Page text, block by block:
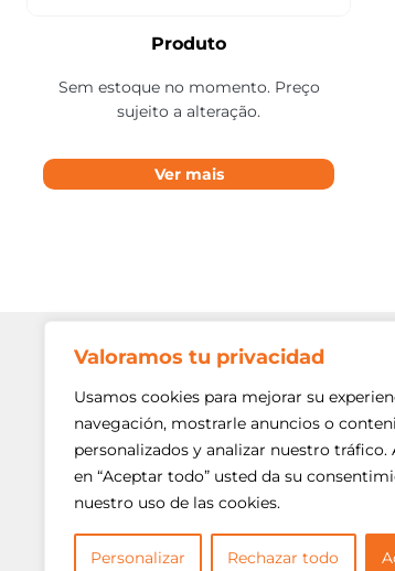
Valoramos tu privacidad
Usamos cookies para mejorar su
navegación, mostrarle anuncios o
personalizados y analizar nuestro tráfico.
en “Aceptar todo” usted da su
nuestro uso de las cookies.
Personalizar Rechazar todo
Produto
Sem estoque no momento. Preço
sujeito a alteração.
Ver mais
Siga-nos!